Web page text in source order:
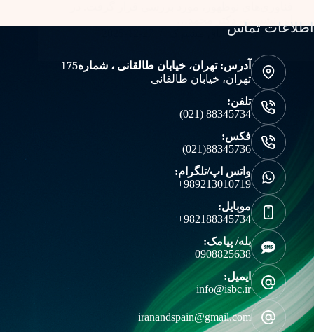
دبیرخانه اتاق مشترکاطلاعات تماس
آدرس: تهران، خیابان طالقانی ، شماره175
تهران، خیابان طالقانی
تلفن:
88345734 (021)
فکس:
88345736(021)
واتس اپ/تلگرام:
989213010719+
موبایل:
982188345734+
بله/ پیامک:
0908825638
ایمیل:
info@isbc.ir
iranandspain@gmail.com